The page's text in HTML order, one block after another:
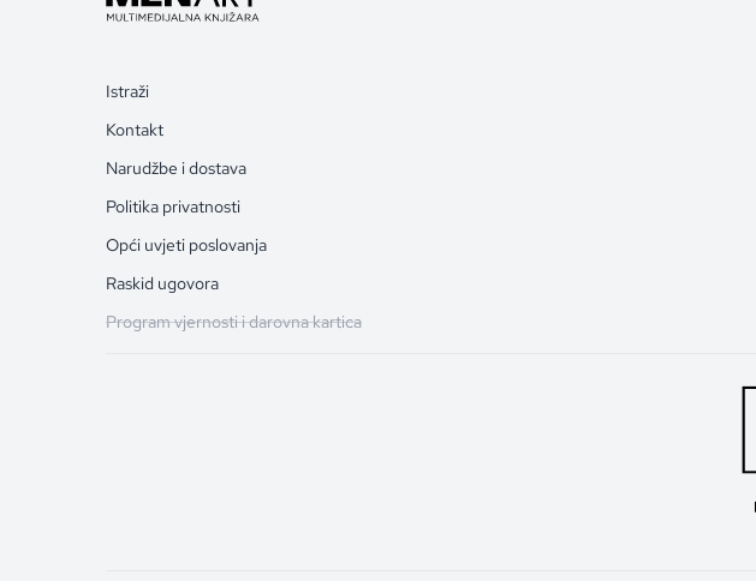
Istraži
Kontakt
Narudžbe i dostava
Politika privatnosti
Opći uvjeti poslovanja
Raskid ugovora
Program vjernosti i darovna kartica